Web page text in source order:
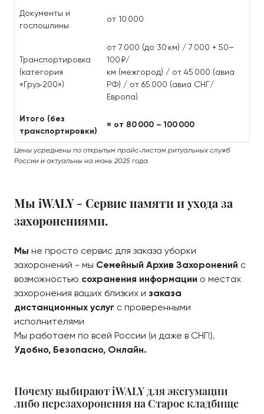
Документы и
госпошлины
от 10 000
Транспортировка
(категория
«Груз‑200»)
от 7 000 (до 30 км) / 7 000 + 50–
100 ₽/
км (межгород) / от 45 000 (авиа
РФ) / от 65 000 (авиа СНГ/
Европа)
Итого (без
транспортировки)
≈ от 80 000 – 100 000
Цены усреднены по открытым прайс‑листам ритуальных служб
России и актуальны на июнь 2025 года.
Мы iWALY - Сервис памяти и ухода за
захоронениями.
Мы не просто сервис для заказа уборки
захоронений - мы Семейный Архив Захоронений с
возможностью сохранения информации о местах
захоронения ваших близких и заказа
дистанционных услуг с проверенными
исполнителями
Мы работаем по всей России (и даже в СНГ!).
Удобно, Безопасно, Онлайн.
Почему выбирают iWALY для эксгумации
либо перезахоронения на Старое кладбище